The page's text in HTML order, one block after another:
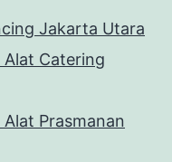
Jakarta Utara
Alat Catering
Prasmanan